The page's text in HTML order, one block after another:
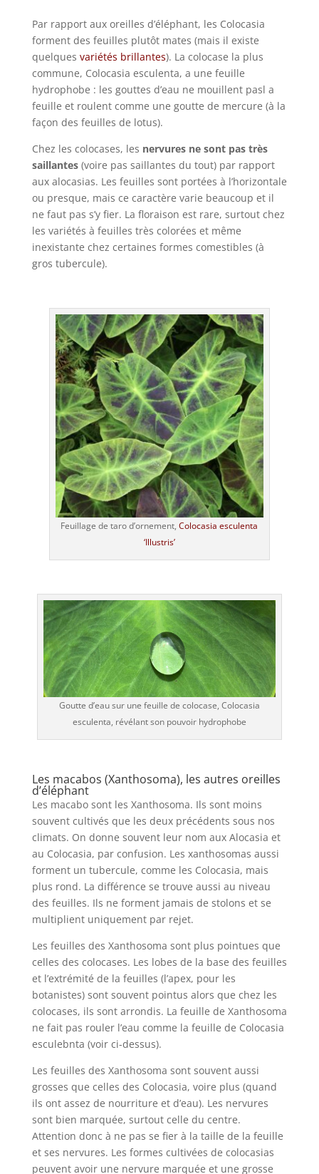
Par rapport aux oreilles d’éléphant, les Colocasia
forment des feuilles plutôt mates (mais il existe
quelques variétés brillantes). La colocase la plus
commune, Colocasia esculenta, a une feuille
hydrophobe : les gouttes d’eau ne mouillent pasl a
feuille et roulent comme une goutte de mercure (à la
façon des feuilles de lotus).
Chez les colocases, les nervures ne sont pas très
saillantes(voire pas saillantes du tout) par rapport
aux alocasias. Les feuilles sont portées à l’horizontale
ou presque, mais ce caractère varie beaucoup et il
ne faut pas s’y fier. La floraison est rare, surtout chez
les variétés à feuilles très colorées et même
inexistante chez certaines formes comestibles (à
gros tubercule).
Feuillage de taro d’ornement,Colocasia esculenta
‘Illustris’
Goutte d’eau sur une feuille de colocase, Colocasia
esculenta, révélant son pouvoir hydrophobe
Les macabos (Xanthosoma), les autres oreilles
d’éléphant
Les macabo sont les Xanthosoma. Ils sont moins
souvent cultivés que les deux précédents sous nos
climats. On donne souvent leur nom aux Alocasia et
au Colocasia, par confusion. Les xanthosomas aussi
forment un tubercule, comme les Colocasia, mais
plus rond. La différence se trouve aussi au niveau
des feuilles. Ils ne forment jamais de stolons et se
multiplient uniquement par rejet.
Les feuilles des Xanthosoma sont plus pointues que
celles des colocases. Les lobes de la base des feuilles
et l’extrémité de la feuilles (l’apex, pour les
botanistes) sont souvent pointus alors que chez les
colocases, ils sont arrondis. La feuille de Xanthosoma
ne fait pas rouler l’eau comme la feuille de Colocasia
esculebnta (voir ci-dessus).
Les feuilles des Xanthosoma sont souvent aussi
grosses que celles des Colocasia, voire plus (quand
ils ont assez de nourriture et d’eau). Les nervures
sont bien marquée, surtout celle du centre.
Attention donc à ne pas se fier à la taille de la feuille
et ses nervures. Les formes cultivées de colocasias
peuvent avoir une nervure marquée et une grosse